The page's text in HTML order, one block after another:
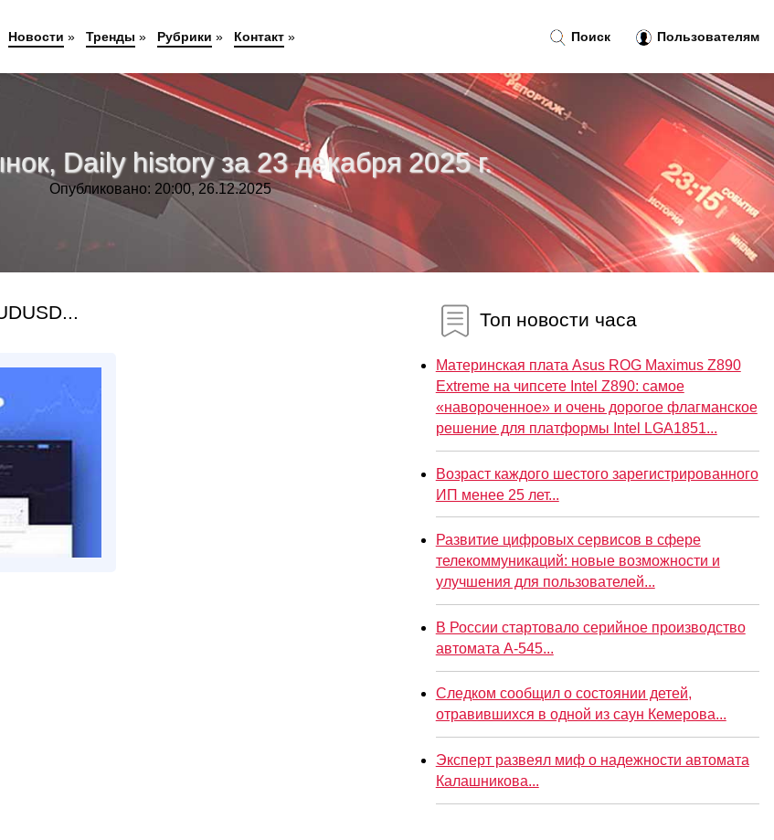
Daily history за 23 декабря 2025 г.
Опубликовано: 20:00, 26.12.2025
Топ новости часа
Материнская плата Asus ROG Maximus Z890
Extreme на чипсете Intel Z890: самое
«навороченное» и очень дорогое флагманское
решение для платформы Intel LGA1851...
Возраст каждого шестого зарегистрированного
ИП менее 25 лет...
Развитие цифровых сервисов в сфере
телекоммуникаций: новые возможности и
улучшения для пользователей...
В России стартовало серийное производство
автомата А-545...
Следком сообщил о состоянии детей,
отравившихся в одной из саун Кемерова...
Эксперт развеял миф о надежности автомата
Калашникова...
Поиск Пользователям
Новости » Тренды » Рубрики » Контакт»